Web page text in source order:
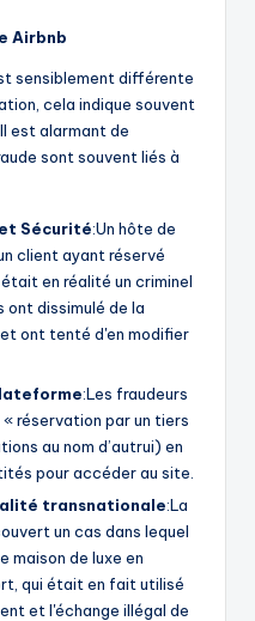
Airbnb
sensiblement différente
cela indique souvent
est alarmant de
sont souvent liés à
Sécurité:Un hôte de
client ayant réservé
en réalité un criminel
ont dissimulé de la
ont tenté d'en modifier
:Les fraudeurs
réservation par un tiers
au nom d’autrui) en
pour accéder au site.
transnationale:La
un cas dans lequel
maison de luxe en
qui était en fait utilisé
et l'échange illégal de